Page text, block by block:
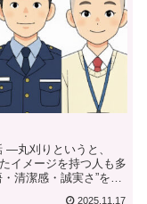
丸刈りというと、
イメージを持つ人も多
清潔感・誠実さ”を自
2025.11.17